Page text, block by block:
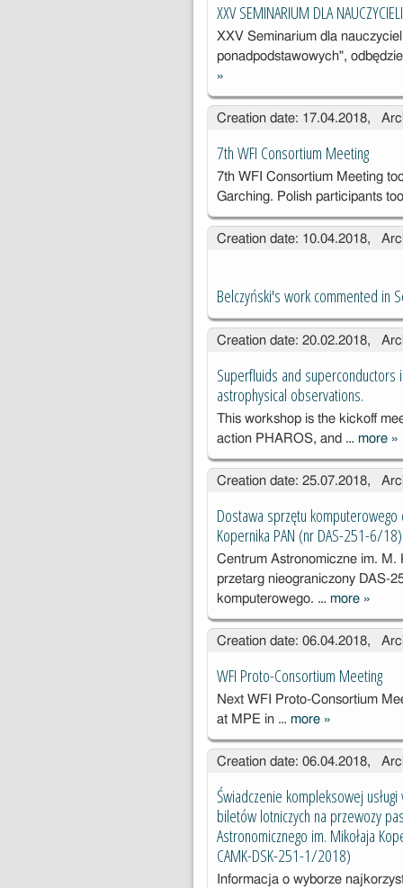
pn. „Dostawa
sprzętu
komputeroweg
XXV SEMINARIUM DLA
XXV Seminarium dla
ponadpodstawowych",
XXV
SEMINARIUM
DLA
FIZYKI
»
Creation date: 17.04.2018,
7th WFI Consortium Meeting
7th WFI Consortium Meeting
Garching. Polish participants
Creation date: 10.04.2018,
Belczyński's work commented in
Creation date: 20.02.2018,
Superfluids and
astrophysical observations.
This workshop is the kickoff
action PHAROS, and …more »
Creation date: 25.07.2018,
Dostawa sprzętu
Kopernika PAN (nr DAS-251-6/18)
Centrum Astronomiczne im. M.
przetarg nieograniczony DAS-
komputerowego. …more
go im.
PAN
251-6/
»
Creation date: 06.04.2018,
WFI Proto-Consortium Meeting
Next WFI Proto-Consortium
at MPE in …more WFI Proto-
Consortium
Meeting
»
Creation date: 06.04.2018,
Świadczenie kompleksowej
biletów lotniczych na przewozy
Astronomicznego im. Mikołaja
CAMK-DSK-251-1/2018)
Informacja o wyborze